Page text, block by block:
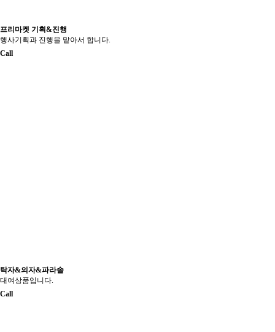
프리마켓 기획&진행
행사기획과 진행을 맡아서 합니다.
Call
탁자&의자&파라솔
대여상품입니다.
Call